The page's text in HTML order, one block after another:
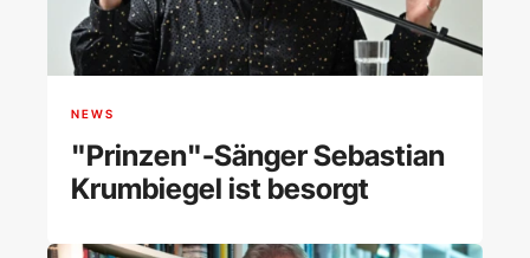
NEWS
"Prinzen"-Sänger Sebastian
Krumbiegel ist besorgt